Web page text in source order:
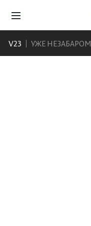
V23 УЖЕ НЕЗАБАРОМ